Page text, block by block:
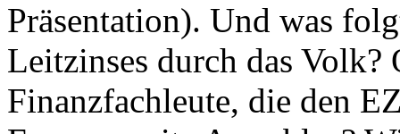
Präsentation). Und was
Leitzinses durch das Volk?
Finanzfachleute, die den